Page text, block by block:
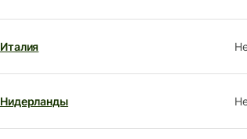
Италия
Нидерланды